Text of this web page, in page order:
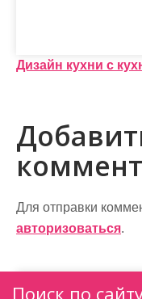
Н
в
и
а
и
Дизайн кухни с
Для отправки
авторизоваться.
Поиск по